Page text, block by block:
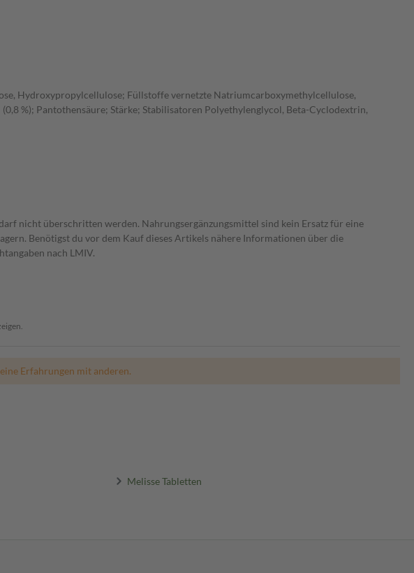
Hydroxypropylcellulose; Füllstoffe vernetzte Natriumcarboxymethylcellulose,
%); Pantothensäure; Stärke; Stabilisatoren Polyethylenglycol, Beta-Cyclodextrin,
nicht überschritten werden. Nahrungsergänzungsmittel sind kein Ersatz für eine
Benötigst du vor dem Kauf dieses Artikels nähere Informationen über die
nach LMIV.
Erfahrungen mit anderen.
Melisse Tabletten